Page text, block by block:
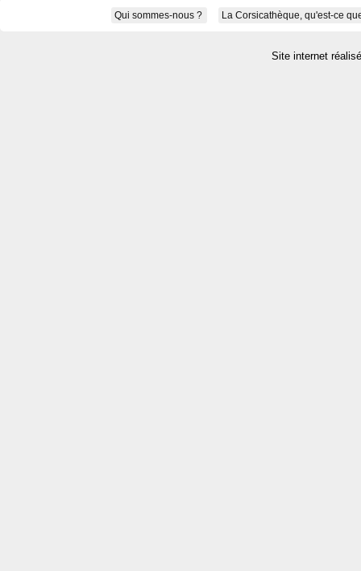
Qui sommes-nous ? La Corsicathèque, qu'est-ce
Site internet